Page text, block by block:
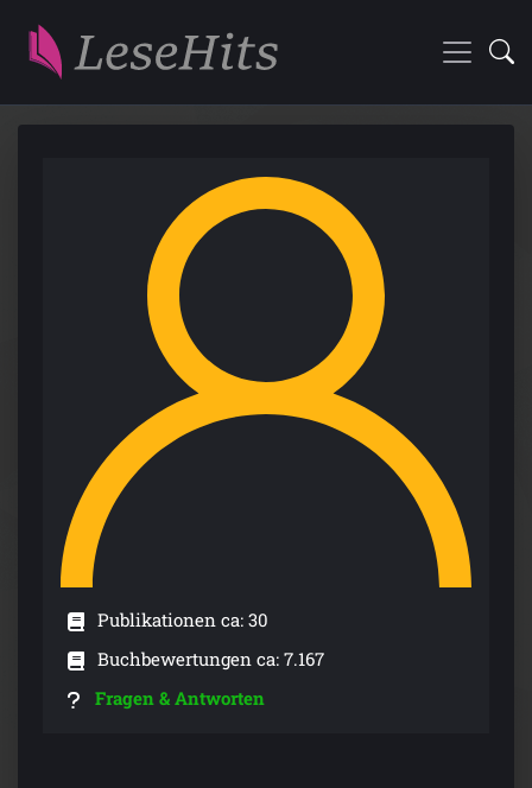
Publikationen ca: 30
Buchbewertungen ca: 7.167
Fragen & Antworten